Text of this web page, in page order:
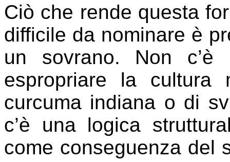
Ciò che rende questa
difficile da nominare è
un sovrano. Non
espropriare la cultura
curcuma indiana o di
c’è una logica
come conseguenza del